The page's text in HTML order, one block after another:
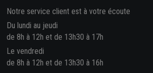
Notre service client est à votre écoute
Du lundi au jeudi
de 8h à 12h et de 13h30 à 17h
Le vendredi
de 8h à 12h et de 13h30 à 16h